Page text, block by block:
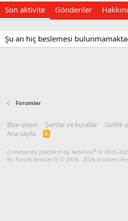
Son aktivite Gönderiler
Şu an hiç beslemesi
Forumlar
Bize ulaşın Şartlar ve kurallar Gizlilik
Ana sayfa
R
Community platform by XenForo® © 2010-
Bu forum XenGenTr © 2014 - 2026 ürünleri